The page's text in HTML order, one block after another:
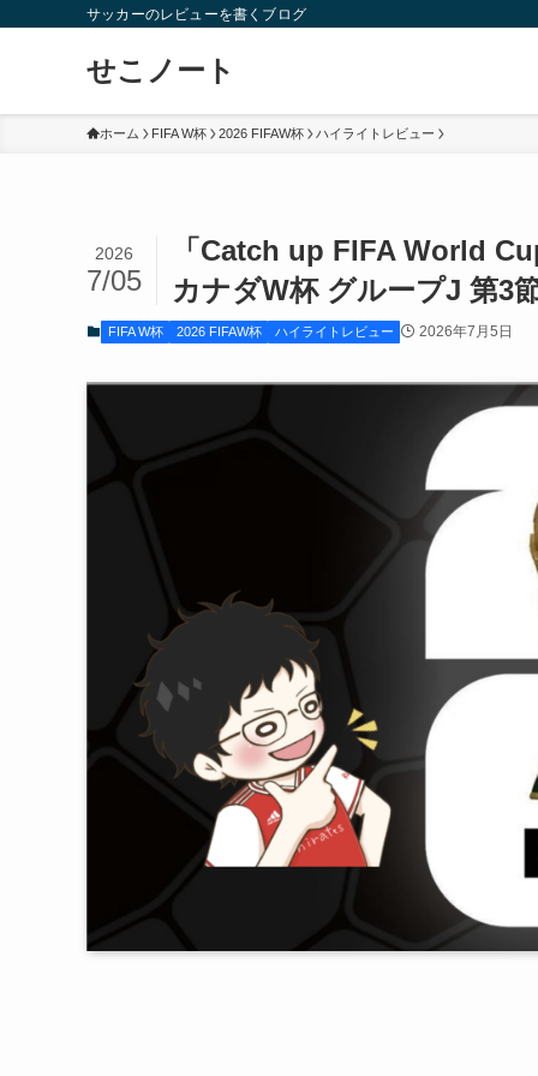
サッカーのレビューを書くブログ
せこノート
ホーム FIFA W杯 2026 FIFAW杯 ハイライトレビュー
「Catch up FIFA World
カナダW杯 グループJ 第3
2026
7/05
FIFA W杯 2026 FIFAW杯 ハイライトレビュー 2026年7月5日